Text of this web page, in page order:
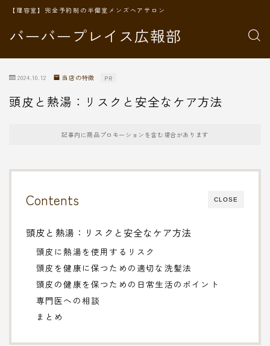
バーバープレイス広報部
【理容室】完全予約制の半個室メンズヘアサロン
2024.10.12 当店の特徴 PR
頭皮と熱湯：リスクと安全なケア方法
記事内に商品プロモーションを含む場合があります
CLOSE
Contents
頭皮と熱湯：リスクと安全なケア方法
頭皮に熱湯を使用するリスク
頭皮を健康に保つための適切な洗髪法
頭皮の健康を保つための日常生活のポイント
専門医への相談
まとめ